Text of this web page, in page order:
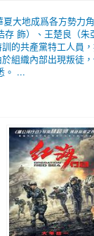
大地成爲各方勢力
存 飾）、王楚良（
的共產黨特工人員
組織內部出現叛徒
。 ...